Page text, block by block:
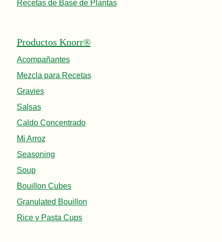
Recetas de Base de Plantas
Productos Knorr®
Acompañantes
Mezcla para Recetas
Gravies
Salsas
Caldo Concentrado
Mi Arroz
Seasoning
Soup
Bouillon Cubes
Granulated Bouillon
Rice y Pasta Cups